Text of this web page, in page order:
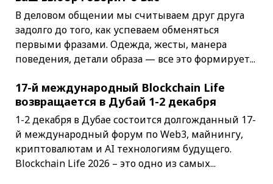
В деловом общении мы считываем друг друга
задолго до того, как успеваем обменяться
первыми фразами. Одежда, жесты, манера
поведения, детали образа — все это формирует...
17-й международный Blockchain Life
возвращается в Дубай 1-2 декабря
1-2 декабря в Дубае состоится долгожданный 17-
й международный форум по Web3, майнингу,
криптовалютам и AI технологиям будущего.
Blockchain Life 2026 – это одно из самых...